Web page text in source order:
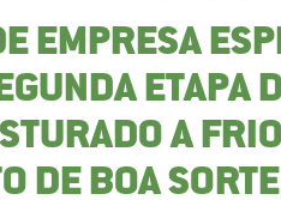
EMPRESA
ETAPA
A
DE BOA